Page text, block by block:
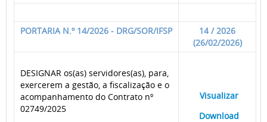
PORTARIA N.º 14/2026 - DRG/SOR/IFSP
14 / 2026
(26/02/2026)
DESIGNAR os(as) servidores(as), para,
exercerem a gestão, a fiscalização e o
acompanhamento do Contrato nº
02749/2025
Visualizar
Download